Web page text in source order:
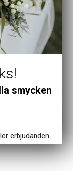
smycken
erbjudanden.